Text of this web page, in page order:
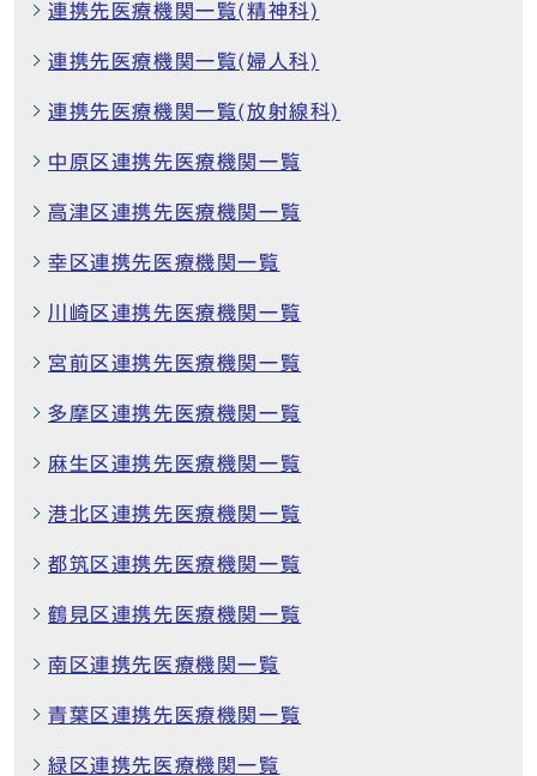
連携先医療機関一覧(精神科)
連携先医療機関一覧(婦人科)
連携先医療機関一覧(放射線科)
中原区連携先医療機関一覧
高津区連携先医療機関一覧
幸区連携先医療機関一覧
川崎区連携先医療機関一覧
宮前区連携先医療機関一覧
多摩区連携先医療機関一覧
麻生区連携先医療機関一覧
港北区連携先医療機関一覧
都筑区連携先医療機関一覧
鶴見区連携先医療機関一覧
南区連携先医療機関一覧
青葉区連携先医療機関一覧
緑区連携先医療機関一覧